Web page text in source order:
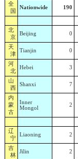
全
国
Nationwide 190
北
京
Beijing 0
天
津
Tianjin 0
河
北
Hebei 3
山
西
Shanxi 7
内
蒙
古
Inner
Mongol
2
辽
宁
Liaoning 2
吉
林
Jilin 2